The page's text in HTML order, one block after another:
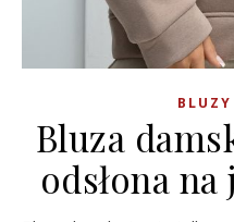
Bluza
odsłona